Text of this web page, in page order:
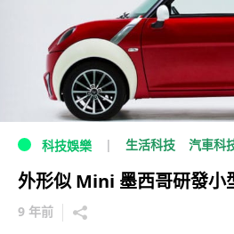
科技娛樂 生活科技 汽車科
外形似 Mini 墨西哥研發小
9 年前